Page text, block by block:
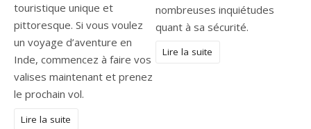
touristique unique et
pittoresque. Si vous voulez
un voyage d’aventure en
Inde, commencez à faire vos
valises maintenant et prenez
le prochain vol.
Lire la suite
nombreuses inquiétudes
quant à sa sécurité.
Lire la suite